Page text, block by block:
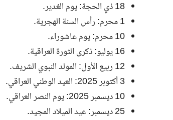
18 ذي الحجة: يوم الغدير.
1 محرم: رأس السنة الهجرية.
10 محرم: يوم عاشوراء.
16 يوليو: ذكرى الثورة العراقية.
12 ربيع الأول: المولد النبوي الشريف.
3 أكتوبر 2025: العيد الوطني العراقي.
10 ديسمبر 2025: يوم النصر العراقي.
25 ديسمبر: عيد الميلاد المجيد.